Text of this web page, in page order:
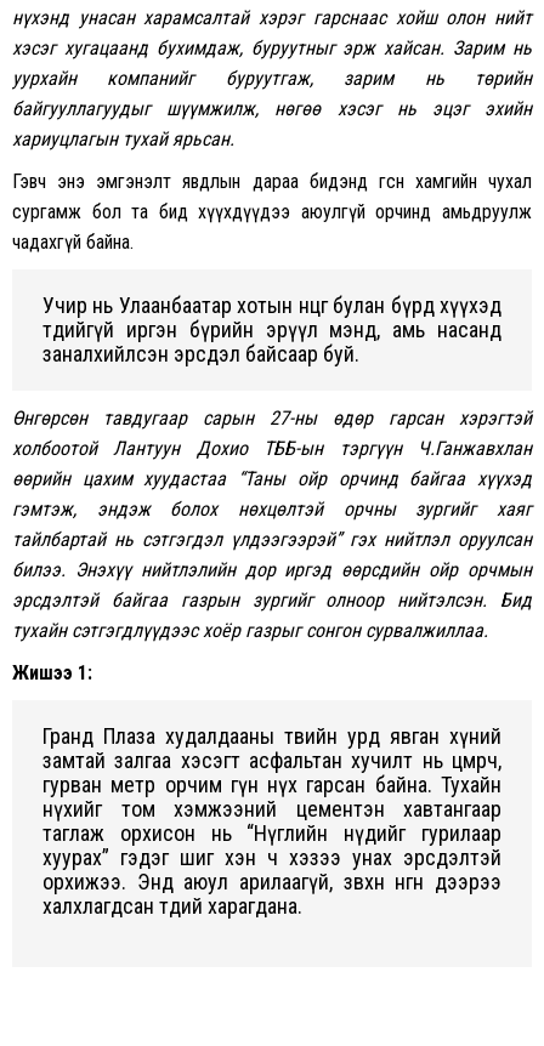
нүхэнд унасан харамсалтай хэрэг гарснаас хойш олон нийт
хэсэг хугацаанд бухимдаж, буруутныг эрж хайсан. Зарим нь
уурхайн компанийг буруутгаж, зарим нь төрийн
байгууллагуудыг шүүмжилж, нөгөө хэсэг нь эцэг эхийн
хариуцлагын тухай ярьсан.
Гэвч энэ эмгэнэлт явдлын дараа бидэнд өгсөн хамгийн чухал
сургамж бол та бид хүүхдүүдээ аюулгүй орчинд амьдруулж
чадахгүй байна.
Учир нь Улаанбаатар хотын өнцөг булан бүрд хүүхэд
төдийгүй иргэн бүрийн эрүүл мэнд, амь насанд
заналхийлсэн эрсдэл байсаар буй.
Өнгөрсөн тавдугаар сарын 27-ны өдөр гарсан хэрэгтэй
холбоотой Лантуун Дохио ТББ-ын тэргүүн Ч.Ганжавхлан
өөрийн цахим хуудастаа “Таны ойр орчинд байгаа хүүхэд
гэмтэж, эндэж болох нөхцөлтэй орчны зургийг хаяг
тайлбартай нь сэтгэгдэл үлдээгээрэй” гэх нийтлэл оруулсан
билээ. Энэхүү нийтлэлийн дор иргэд өөрсдийн ойр орчмын
эрсдэлтэй байгаа газрын зургийг олноор нийтэлсэн. Бид
тухайн сэтгэгдлүүдээс хоёр газрыг сонгон сурвалжиллаа.
Жишээ 1:
Гранд Плаза худалдааны төвийн урд явган хүний
замтай залгаа хэсэгт асфальтан хучилт нь цөмөрч,
гурван метр орчим гүн нүх гарсан байна. Тухайн
нүхийг том хэмжээний цементэн хавтангаар
таглаж орхисон нь “Нүглийн нүдийг гурилаар
хуурах” гэдэг шиг хэн ч хэзээ унах эрсдэлтэй
орхижээ. Энд аюул арилаагүй, зөвхөн өнгөн дээрээ
халхлагдсан төдий харагдана.